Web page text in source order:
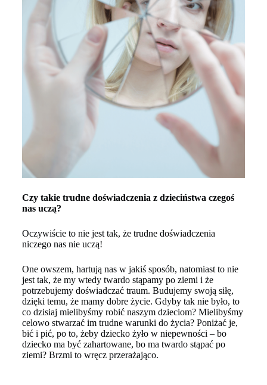
Czy takie trudne doświadczenia z dzieciństwa czegoś
nas uczą?
Oczywiście to nie jest tak, że trudne doświadczenia
niczego nas nie uczą!
One owszem, hartują nas w jakiś sposób, natomiast to nie
jest tak, że my wtedy twardo stąpamy po ziemi i że
potrzebujemy doświadczać traum. Budujemy swoją siłę,
dzięki temu, że mamy dobre życie. Gdyby tak nie było, to
co dzisiaj mielibyśmy robić naszym dzieciom? Mielibyśmy
celowo stwarzać im trudne warunki do życia? Poniżać je,
bić i pić, po to, żeby dziecko żyło w niepewności – bo
dziecko ma być zahartowane, bo ma twardo stąpać po
ziemi? Brzmi to wręcz przerażająco.